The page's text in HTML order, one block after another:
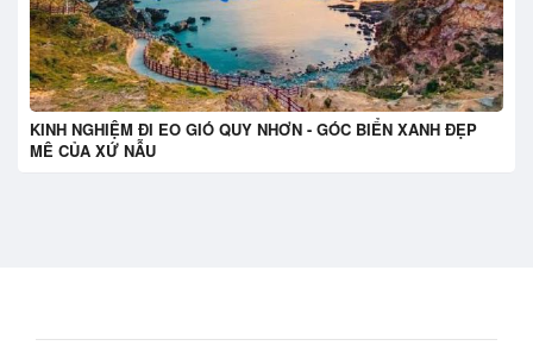
KINH NGHIỆM ĐI EO GIÓ QUY NHƠN - GÓC BIỂN XANH ĐẸP
MÊ CỦA XỨ NẪU